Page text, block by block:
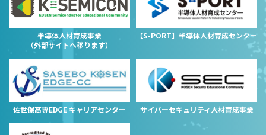
半導体人材育成事業
（外部サイトへ移ります）
【S-PORT】半導体人材育成センター
佐世保高専EDGE キャリアセンター サイバーセキュリティ人材育成事業